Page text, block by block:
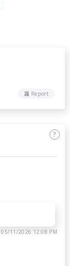
Report
?
05/11/2026 12:08 PM